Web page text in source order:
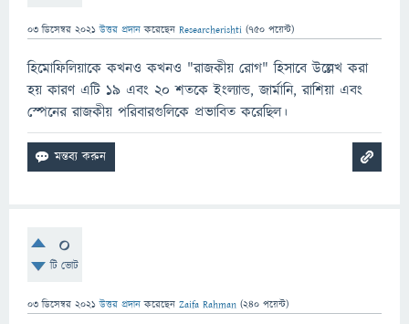
03 ডিসেম্বর 2021 উত্তর প্রদান করেছেন Researcherishti (750 পয়েন্ট)
হিমোফিলিয়াকে কখনও কখনও "রাজকীয় রোগ" হিসাবে উল্লেখ করা
হয় কারণ এটি 19 এবং 20 শতকে ইংল্যান্ড, জার্মানি, রাশিয়া এবং
স্পেনের রাজকীয় পরিবারগুলিকে প্রভাবিত করেছিল।
0
টি ভোট
03 ডিসেম্বর 2021 উত্তর প্রদান করেছেন Zaifa Rahman (240 পয়েন্ট)